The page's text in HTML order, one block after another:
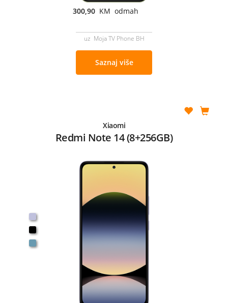
300,90 KM odmah
uz Moja TV Phone BH
Saznaj više
Xiaomi
Redmi Note 14 (8+256GB)